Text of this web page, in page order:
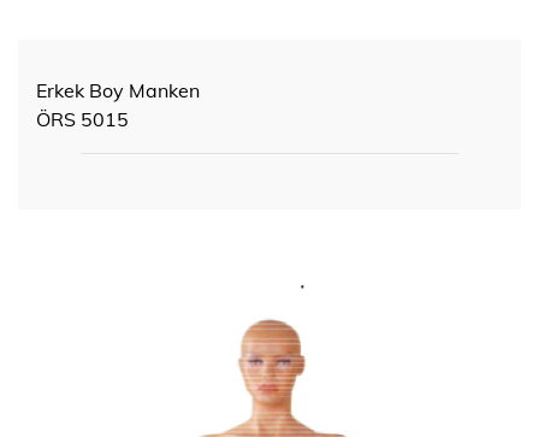
Erkek Boy Manken
ÖRS 5015